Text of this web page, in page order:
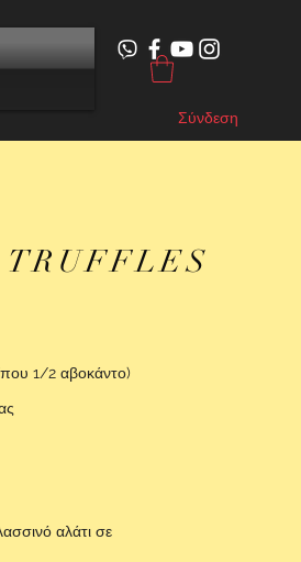
Σύνδεση
1/2 αβοκάντο)
αλάτι σε